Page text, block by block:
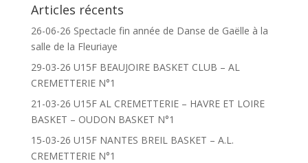
Articles récents
26-06-26 Spectacle fin année de Danse de Gaëlle à la
salle de la Fleuriaye
29-03-26 U15F BEAUJOIRE BASKET CLUB – AL
CREMETTERIE N°1
21-03-26 U15F AL CREMETTERIE – HAVRE ET LOIRE
BASKET – OUDON BASKET N°1
15-03-26 U15F NANTES BREIL BASKET – A.L.
CREMETTERIE N°1